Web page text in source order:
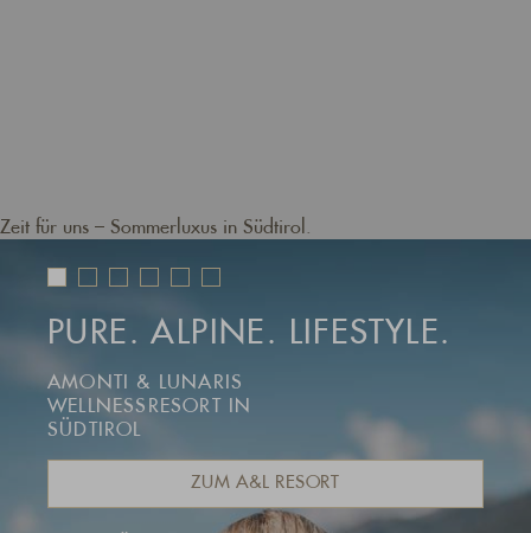
Zeit für uns – Sommerluxus in Südtirol.
PURE. ALPINE. LIFESTYLE.
AMONTI & LUNARIS
WELLNESSRESORT IN
SÜDTIROL
ZUM A&L RESORT